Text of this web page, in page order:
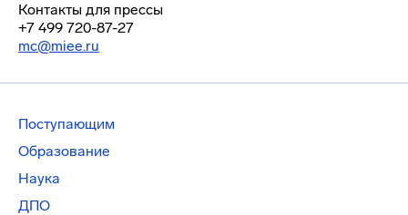
Контакты для прессы
+7 499 720-87-27
mc@miee.ru
Поступающим
Образование
Наука
ДПО